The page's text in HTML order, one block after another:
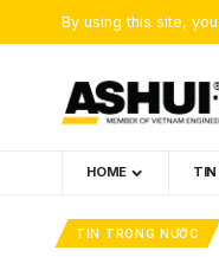
By using this site,
HOME TIN
TIN TRONG NƯỚC